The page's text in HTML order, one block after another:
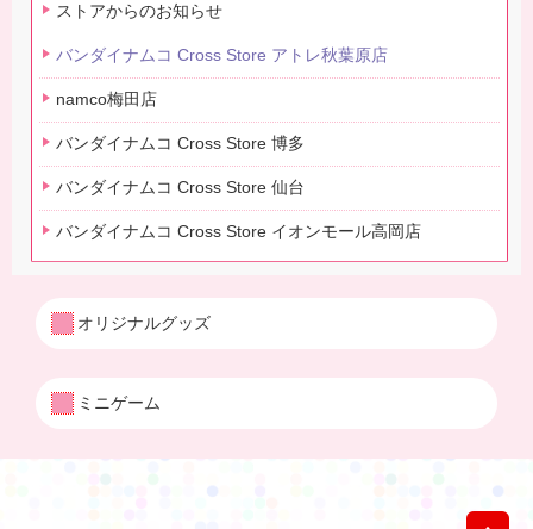
ストアからのお知らせ
バンダイナムコ Cross Store アトレ秋葉原店
namco梅田店
バンダイナムコ Cross Store 博多
バンダイナムコ Cross Store 仙台
バンダイナムコ Cross Store イオンモール高岡店
オリジナルグッズ
ミニゲーム